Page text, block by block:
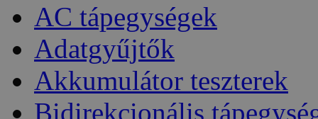
AC tápegységek
Adatgyűjtők
Akkumulátor teszterek
Bidirekcionális